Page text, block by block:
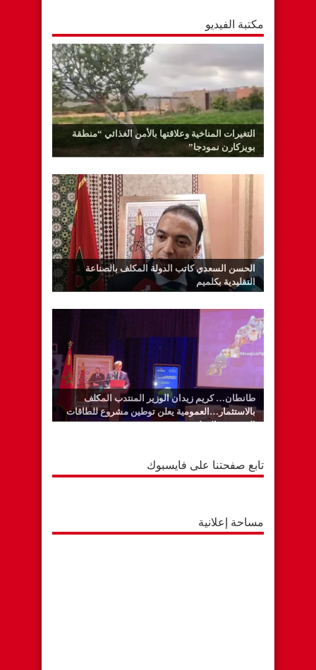
مكتبة الفيديو
التغيرات المناخية وعلاقتها بالأمن الغذائي “منطقة
بويزكارن نمودجا”
الحسن السعدي كاتب الدولة المكلف بالصناعة
التقليدية بكلميم
طانطان… كريم زيدان الوزير المنتدب المكلف
بالاستثمار…العمومية يعلن توطين مشروع للطاقات
المتجددة بالوطية
تابع صفحتنا على فايسبوك
مساحة إعلانية